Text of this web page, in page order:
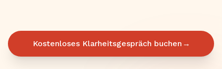
Kostenloses Klarheitsgespräch buchen →